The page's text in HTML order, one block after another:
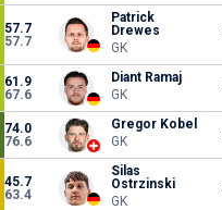
57.7
57.7
Patrick
Drewes
GK
61.9
67.6
Diant Ramaj
GK
74.0
76.6
Gregor Kobel
GK
45.7
63.4
Silas
Ostrzinski
GK